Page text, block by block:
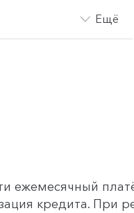
Ещё
ежемесячный
кредита. При